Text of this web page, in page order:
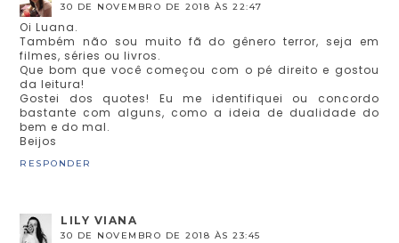
30 DE NOVEMBRO DE 2018 ÀS 22:47
Oi Luana.
Também não sou muito fã do gênero terror, seja em
filmes, séries ou livros.
Que bom que você começou com o pé direito e gostou
da leitura!
Gostei dos quotes! Eu me identifiquei ou concordo
bastante com alguns, como a ideia de dualidade do
bem e do mal.
Beijos
RESPONDER
LILY VIANA
30 DE NOVEMBRO DE 2018 ÀS 23:45